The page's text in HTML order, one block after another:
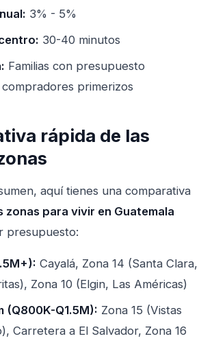
3% - 5%
30-40 minutos
Familias con presupuesto
primerizos
rápida de las
aquí tienes una comparativa
zonas para vivir en Guatemala
presupuesto:
Cayalá, Zona 14 (Santa Clara,
Zona 10 (Elgin, Las Américas)
(Q800K-Q1.5M): Zona 15 (Vistas
Carretera a El Salvador, Zona 16